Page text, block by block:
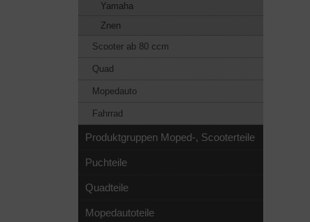
Yamaha
Znen
Scooter ab 80 ccm
Quad
Mopedauto
Fahrrad
Produktgruppen Moped-, Scooterteile
Puchteile
Quadteile
Mopedautoteile